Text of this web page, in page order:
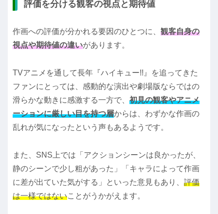
評価を分ける観客の視点と期待値
作画への評価が分かれる要因のひとつに、 観客自身の
視点や期待値の違いがあります。
TVアニメを通して長年『ハイキュー!!』を追ってきた
ファンにとっては、感動的な演出や劇場版ならではの
滑らかな動きに感激する一方で、 初見の観客やアニメ
ーションに厳しい目を持つ層からは、わずかな作画の
乱れが気になったという声もあるようです。
また、SNS上では「アクションシーンは良かったが、
静のシーンで少し粗があった」「キャラによって作画
に差が出ていた気がする」といった意見もあり、 評価
は一様ではないことがうかがえます。